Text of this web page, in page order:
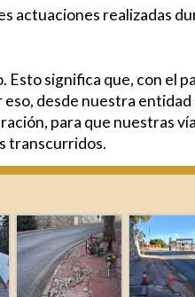
actuaciones realizadas
significa que, con el
eso, desde nuestra
para que nuestras
transcurridos.